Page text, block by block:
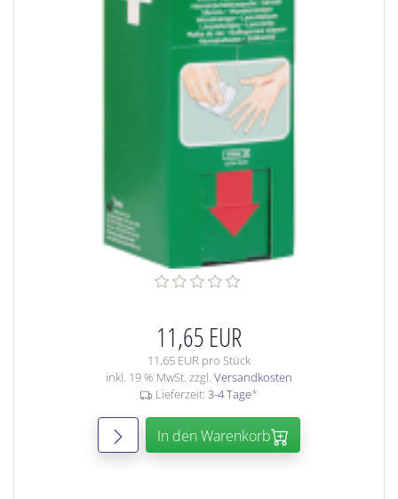
11,65 EUR
11,65 EUR pro Stück
inkl. 19 % MwSt. zzgl. Versandkosten
Lieferzeit: 3-4 Tage*
In den Warenkorb